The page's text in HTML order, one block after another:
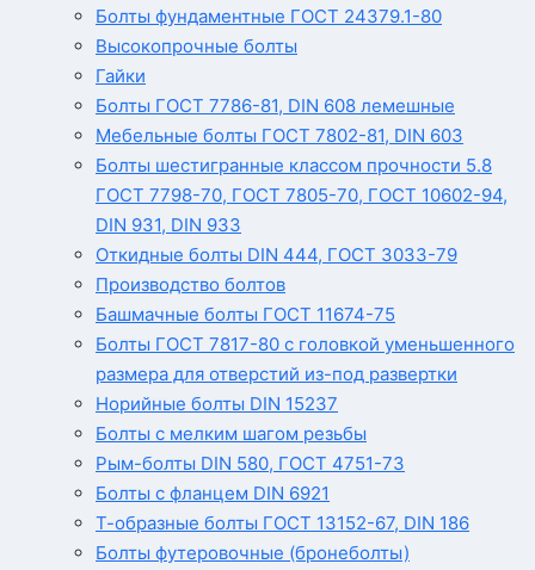
Болты фундаментные ГОСТ 24379.1-80
Высокопрочные болты
Гайки
Болты ГОСТ 7786-81, DIN 608 лемешные
Мебельные болты ГОСТ 7802-81, DIN 603
Болты шестигранные классом прочности 5.8
ГОСТ 7798-70, ГОСТ 7805-70, ГОСТ 10602-94,
DIN 931, DIN 933
Откидные болты DIN 444, ГОСТ 3033-79
Производство болтов
Башмачные болты ГОСТ 11674-75
Болты ГОСТ 7817-80 с головкой уменьшенного
размера для отверстий из-под развертки
Норийные болты DIN 15237
Болты с мелким шагом резьбы
Рым-болты DIN 580, ГОСТ 4751-73
Болты с фланцем DIN 6921
Т-образные болты ГОСТ 13152-67, DIN 186
Болты футеровочные (бронеболты)